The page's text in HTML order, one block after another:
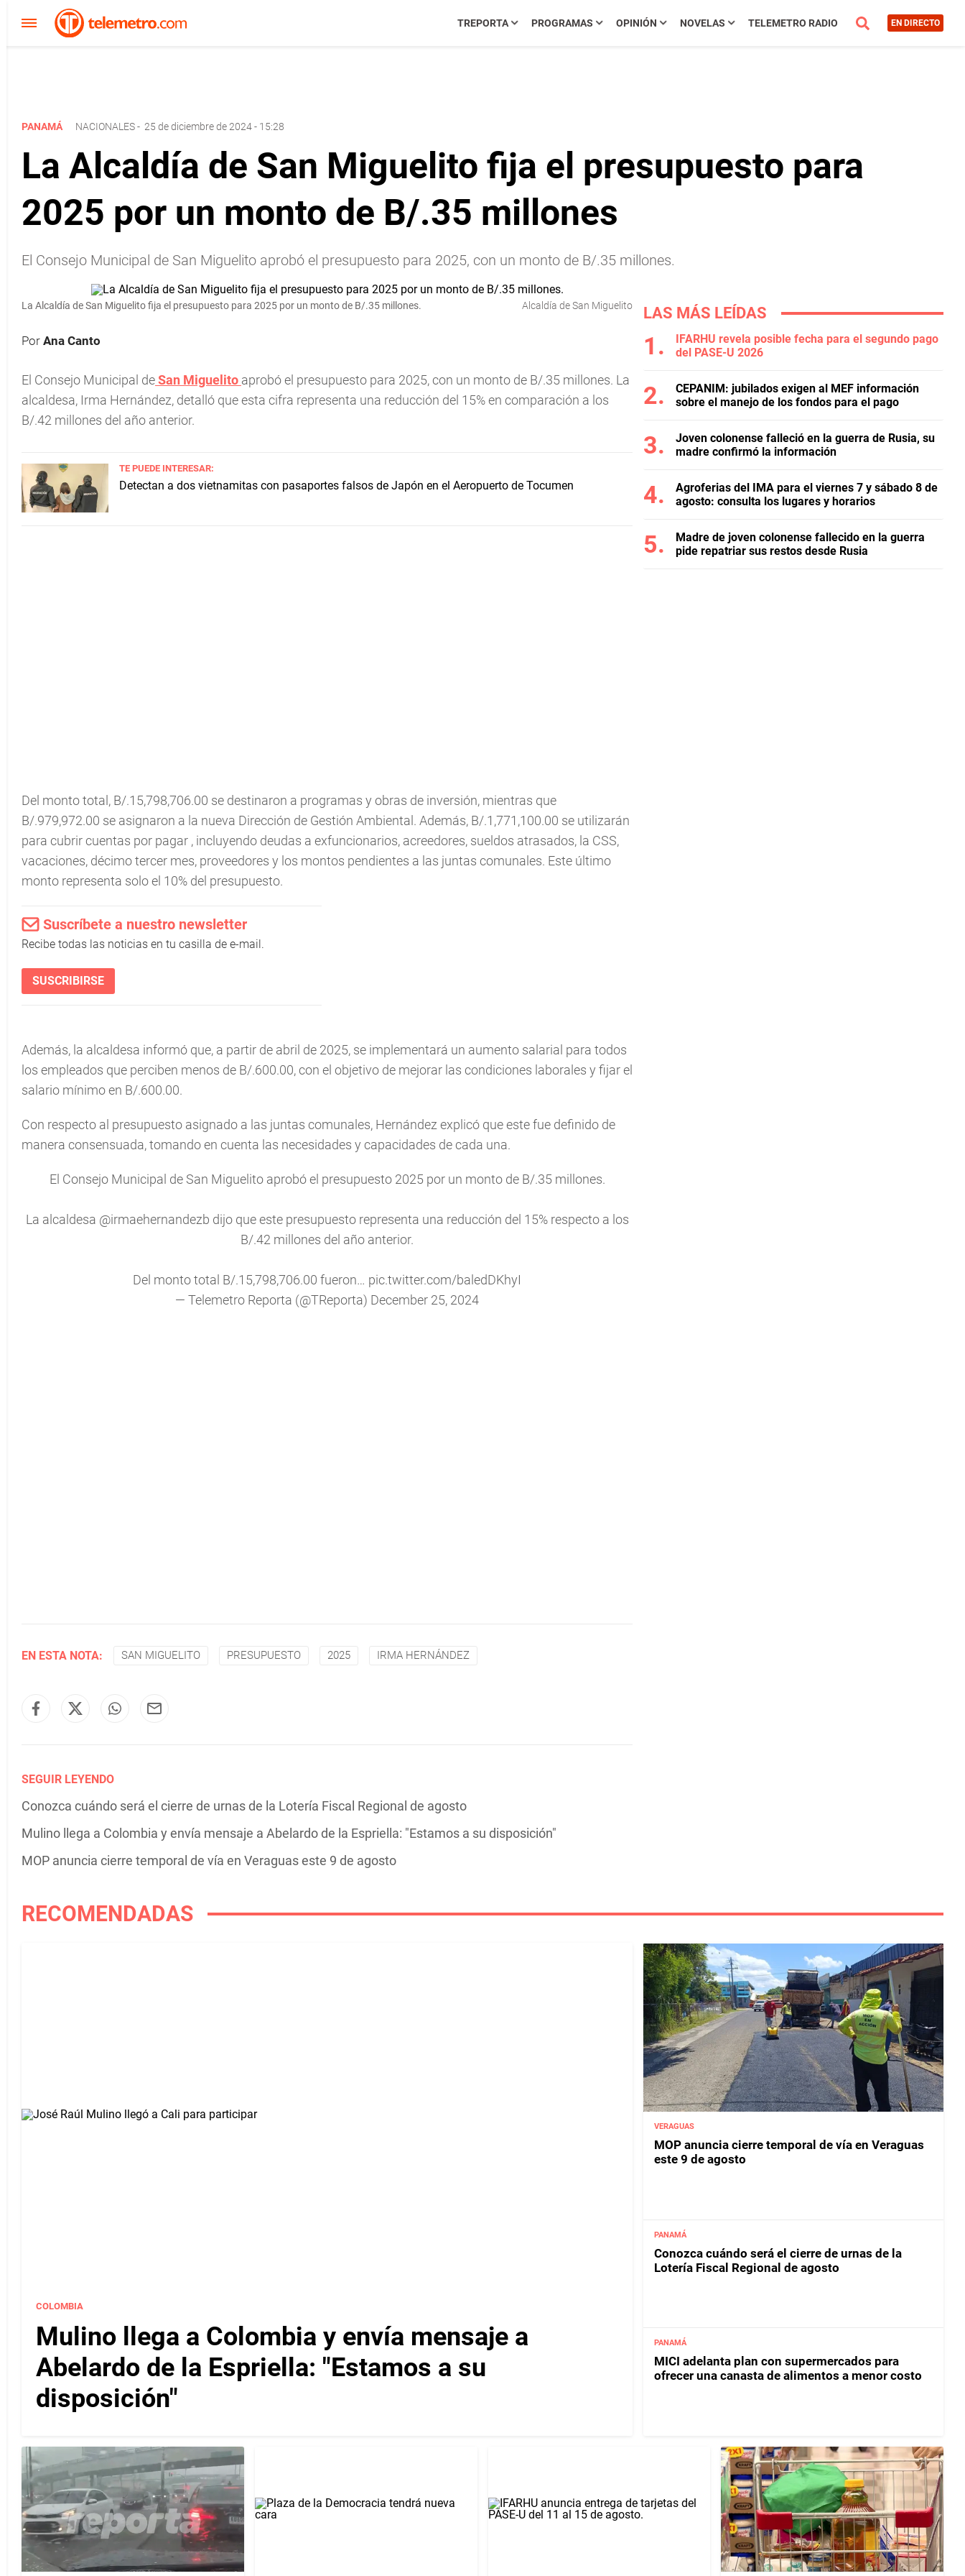
TREPORTA PROGRAMAS OPINIÓN NOVELAS TELEMETRO RADIO EN DIRECTO
PANAMÁ NACIONALES- 25 de diciembre de 2024 - 15:28
La Alcaldía de San Miguelito fija el presupuesto para
2025 por un monto de B/.35 millones
El Consejo Municipal de San Miguelito aprobó el presupuesto para 2025, con un monto de B/.35 millones.
La Alcaldía de San Miguelito fija el presupuesto para 2025 por un monto de B/.35 millones. Alcaldía de San Miguelito
Por Ana Canto
El Consejo Municipal deSan Miguelito aprobó el presupuesto para 2025, con un monto de B/.35 millones. La
alcaldesa, Irma Hernández, detalló que esta cifra representa una reducción del 15% en comparación a los
B/.42 millones del año anterior.
TE PUEDE INTERESAR:
Detectan a dos vietnamitas con pasaportes falsos de Japón en el Aeropuerto de Tocumen
Del monto total, B/.15,798,706.00 se destinaron a programas y obras de inversión, mientras que
B/.979,972.00 se asignaron a la nueva Dirección de Gestión Ambiental. Además, B/.1,771,100.00 se utilizarán
para cubrir cuentas por pagar , incluyendo deudas a exfuncionarios, acreedores, sueldos atrasados, la CSS,
vacaciones, décimo tercer mes, proveedores y los montos pendientes a las juntas comunales. Este último
monto representa solo el 10% del presupuesto.
Suscríbete a nuestro newsletter
Recibe todas las noticias en tu casilla de e-mail.
SUSCRIBIRSE
Además, la alcaldesa informó que, a partir de abril de 2025, se implementará un aumento salarial para todos
los empleados que perciben menos de B/.600.00, con el objetivo de mejorar las condiciones laborales y fijar el
salario mínimo en B/.600.00.
Con respecto al presupuesto asignado a las juntas comunales, Hernández explicó que este fue definido de
manera consensuada, tomando en cuenta las necesidades y capacidades de cada una.
El Consejo Municipal de San Miguelito aprobó el presupuesto 2025 por un monto de B/.35 millones.
La alcaldesa @irmaehernandezb dijo que este presupuesto representa una reducción del 15% respecto a los
B/.42 millones del año anterior.
Del monto total B/.15,798,706.00 fueron… pic.twitter.com/baledDKhyI
— Telemetro Reporta (@TReporta) December 25, 2024
EN ESTA NOTA: SAN MIGUELITO PRESUPUESTO 2025 IRMA HERNÁNDEZ
SEGUIR LEYENDO
Conozca cuándo será el cierre de urnas de la Lotería Fiscal Regional de agosto
Mulino llega a Colombia y envía mensaje a Abelardo de la Espriella: "Estamos a su disposición"
MOP anuncia cierre temporal de vía en Veraguas este 9 de agosto
LAS MÁS LEÍDAS
IFARHU revela posible fecha para el segundo pago
del PASE-U 2026
CEPANIM: jubilados exigen al MEF información
sobre el manejo de los fondos para el pago
Joven colonense falleció en la guerra de Rusia, su
madre confirmó la información
Agroferias del IMA para el viernes 7 y sábado 8 de
agosto: consulta los lugares y horarios
Madre de joven colonense fallecido en la guerra
pide repatriar sus restos desde Rusia
RECOMENDADAS
COLOMBIA
Mulino llega a Colombia y envía mensaje a
Abelardo de la Espriella: "Estamos a su
disposición"
VERAGUAS
MOP anuncia cierre temporal de vía en Veraguas
este 9 de agosto
PANAMÁ
Conozca cuándo será el cierre de urnas de la
Lotería Fiscal Regional de agosto
PANAMÁ
MICI adelanta plan con supermercados para
ofrecer una canasta de alimentos a menor costo